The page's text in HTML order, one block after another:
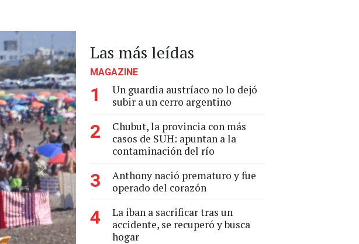
Siguiente
Las más leídas
MAGAZINE
1
Un guardia austríaco no lo dejó
subir a un cerro argentino
2
Chubut, la provincia con más
casos de SUH: apuntan a la
contaminación del río
3
Anthony nació prematuro y fue
operado del corazón
4
La iban a sacrificar tras un
accidente, se recuperó y busca
hogar